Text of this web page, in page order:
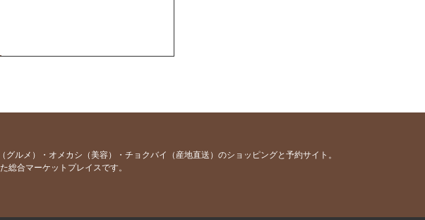
学ぼう
ルメ）・オメカシ（美容）・チョクバイ（産地直送）のショッピングと予約サイト。
総合マーケットプレイスです。